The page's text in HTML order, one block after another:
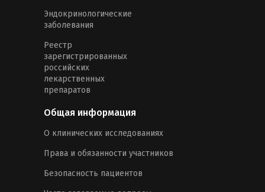
Эндокринологические
заболевания
Реестр
зарегистрированных
российских
лекарственных
препаратов
Общая информация
О клинических исследованиях
Права и обязанности участников
Безопасность пациентов